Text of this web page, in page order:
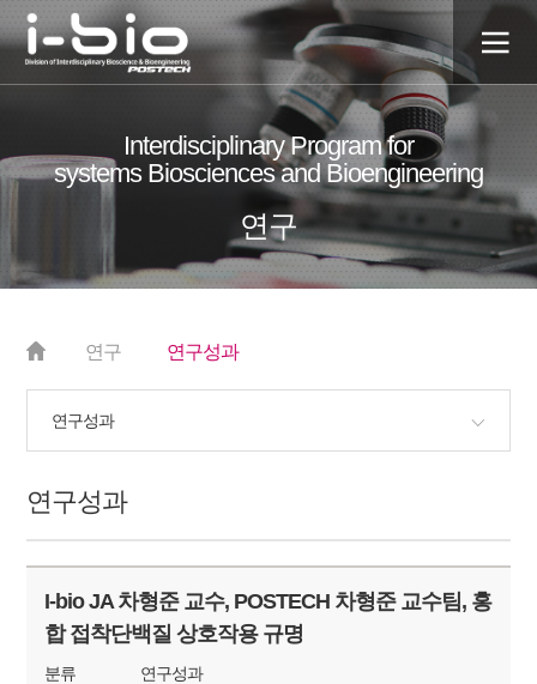
전
뉴
Interdisciplinary Program for
systems Biosciences and Bioengineering
연구
연구 연구성과
연구성과
연구성과
I-bio JA 차형준 교수, POSTECH 차형준 교수팀, 홍
합 접착단백질 상호작용 규명
분류
연구성과